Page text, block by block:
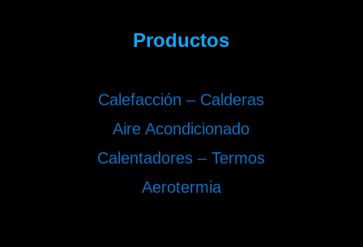
Productos
Calefacción – Calderas
Aire Acondicionado
Calentadores – Termos
Aerotermia